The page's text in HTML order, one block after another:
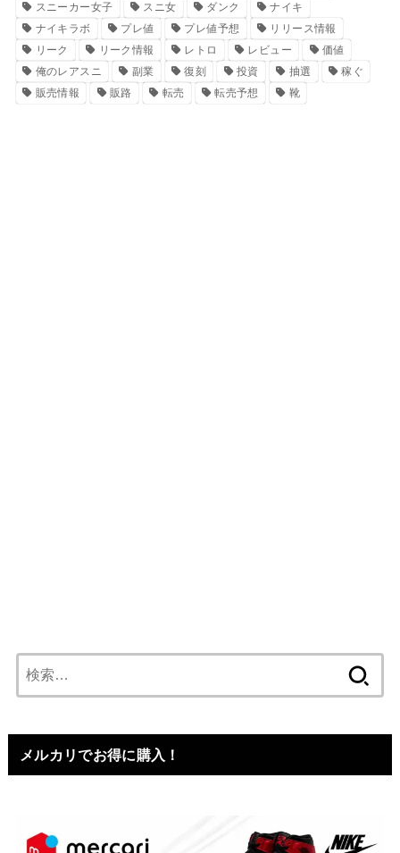
スニーカー女子
スニ女 ダンク
ナイキ
ナイキラボ
プレ値 プレ値予想
リリース情報
リーク
リーク情報 レトロ レビュー
価値
俺のレアスニ
副業 復刻 投資 抽選
稼ぐ
販売情報
販路 転売 転売予想 靴
索:
メルカリでお得に購入！